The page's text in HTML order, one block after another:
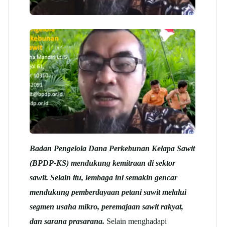
Badan Pengelola Dana Perkebunan Kelapa Sawit
(BPDP-KS) mendukung kemitraan di sektor
sawit. Selain itu, lembaga ini semakin gencar
mendukung pemberdayaan petani sawit melalui
segmen usaha mikro, peremajaan sawit rakyat,
dan sarana prasarana. Selain menghadapi